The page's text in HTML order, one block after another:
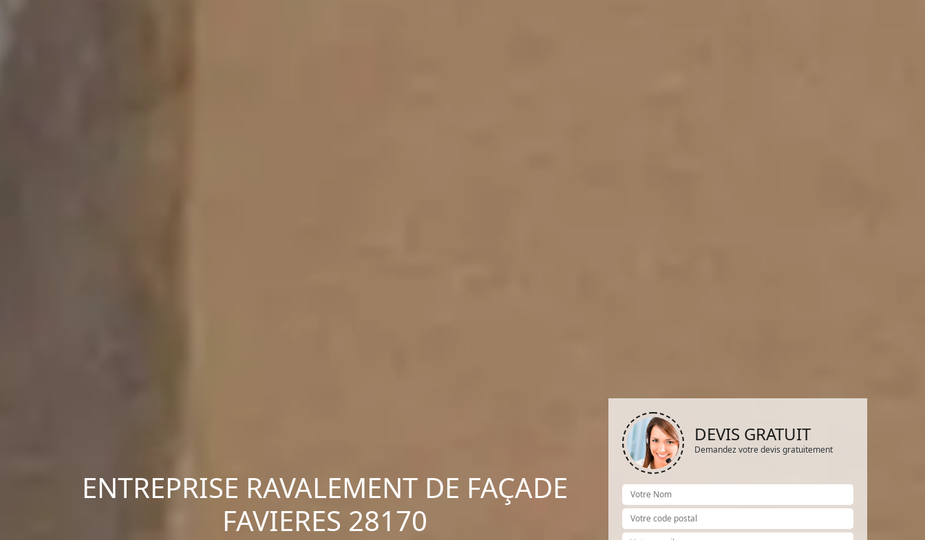
ENTREPRISE RAVALEMENT DE FAÇADE
FAVIERES 28170
DEVIS GRATUIT
Demandez votre devis gratuitement